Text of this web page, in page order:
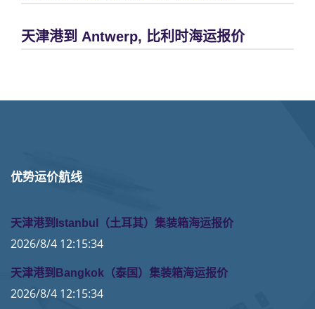
天津港到 Antwerp, 比利时海运报价
优势运价航线
天津港到Istanbul（土耳其）集装箱海运报价
2026/8/4 12:15:34
天津港到Bangkok（泰国）集装箱海运报价
2026/8/4 12:15:34